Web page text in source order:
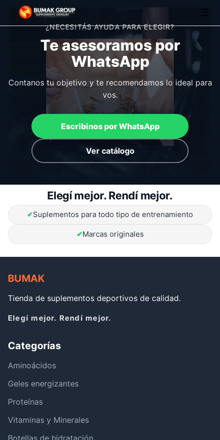
☰
¿NECESITÁS AYUDA PARA ELEGIR?
Te asesoramos por
WhatsApp
Contanos tu objetivo y te recomendamos lo ideal para
vos.
Escribinos por WhatsApp
Ver catálogo
Elegí mejor. Rendí mejor.
✔Suplementos para todo tipo de entrenamiento
✔Marcas originales
BUMAK
Tienda de suplementos deportivos de calidad.
Elegí mejor. Rendí mejor.
Categorías
Aminoácidos
Geles energizantes
Proteínas
Vitaminas y Minerales
Botellas de hidratación